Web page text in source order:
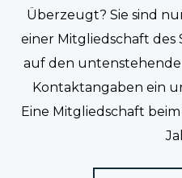
Überzeugt? Sie sind
einer Mitgliedschaft des
auf den
Kontaktangaben ein
Eine Mitgliedschaft